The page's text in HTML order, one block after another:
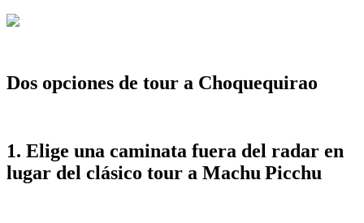
Dos opciones de tour a Choquequirao
1. Elige una caminata fuera del radar en
lugar del clásico tour a Machu Picchu